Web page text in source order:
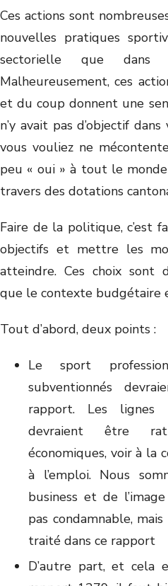
Ces actions sont
nouvelles pratiques
sectorielle que dans
Malheureusement, ces
et du coup donnent une
n’y avait pas d’objectif
vous vouliez ne
peu « oui » à tout le
travers des dotations
Faire de la politique, c’est
objectifs et mettre les
atteindre. Ces choix sont
que le contexte budgétaire
Tout d’abord, deux points :
Le sport
subventionnés
rapport. Les lignes
devraient être
économiques, voir à la
à l’emploi. Nous
business et de
pas condamnable,
traité dans ce rapport
D’autre part, et cela